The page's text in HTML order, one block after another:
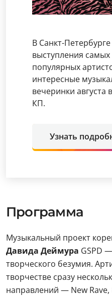
В Санкт-
выступления
популярных
интересные
вечеринки
КП.
Узнать
Программа
Музыкальный проект
Давида Деймура GSPD
творческого безумия.
творчестве сразу
направлений — New